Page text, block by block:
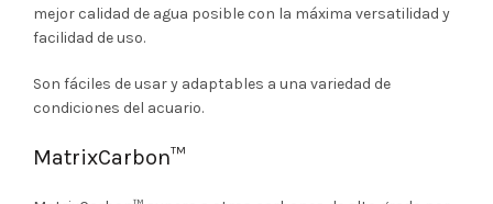
mejor calidad de agua posible con la máxima versatilidad y
facilidad de uso.
Son fáciles de usar y adaptables a una variedad de
condiciones del acuario.
MatrixCarbon™